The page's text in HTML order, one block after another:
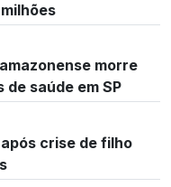
morre
de saúde em SP
crise de filho